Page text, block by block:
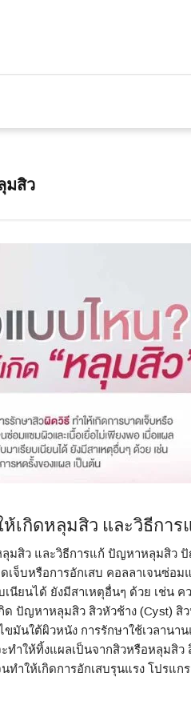
มสิว
เกิดหลุมสิว และวิธีกา
มสิว และวิธีการแก้ ปัญหาหลุมสิว
เจ็บหรือการอักเสบ คอลลาเจนซ่อ
เนียนได้ ยังมีสาเหตุอื่นๆ ด้วย เช่น
ด ปัญหาหลุมสิว สิวหัวช้าง (Cyst)
ขมันใต้ผิวหนัง การรักษาใช้เวลานา
ะทำให้ทิ้งแผลเป็นจากสิวหรือหลุมสิ
ทำให้เกิดการอักเสบรุนแรง โปรแก